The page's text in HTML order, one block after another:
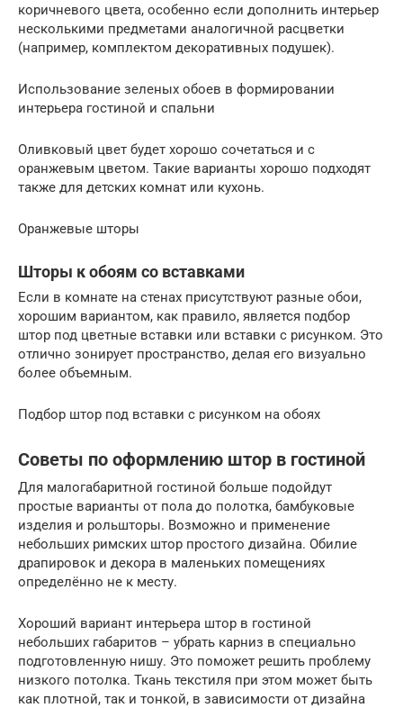
коричневого цвета, особенно если дополнить интерьер
несколькими предметами аналогичной расцветки
(например, комплектом декоративных подушек).
Использование зеленых обоев в формировании
интерьера гостиной и спальни
Оливковый цвет будет хорошо сочетаться и с
оранжевым цветом. Такие варианты хорошо подходят
также для детских комнат или кухонь.
Оранжевые шторы
Шторы к обоям со вставками
Если в комнате на стенах присутствуют разные обои,
хорошим вариантом, как правило, является подбор
штор под цветные вставки или вставки с рисунком. Это
отлично зонирует пространство, делая его визуально
более объемным.
Подбор штор под вставки с рисунком на обоях
Советы по оформлению штор в гостиной
Для малогабаритной гостиной больше подойдут
простые варианты от пола до полотка, бамбуковые
изделия и рольшторы. Возможно и применение
небольших римских штор простого дизайна. Обилие
драпировок и декора в маленьких помещениях
определённо не к месту.
Хороший вариант интерьера штор в гостиной
небольших габаритов – убрать карниз в специально
подготовленную нишу. Это поможет решить проблему
низкого потолка. Ткань текстиля при этом может быть
как плотной, так и тонкой, в зависимости от дизайна